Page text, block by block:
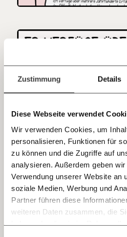
Zustimmung Details
Diese Webseite verwendet
Wir verwenden Cookies, um
personalisieren, Funktionen für
zu können und die Zugriffe auf
analysieren. Außerdem geben
Verwendung unserer Website an
soziale Medien, Werbung und
Partner führen diese
weiteren Daten zusammen, die
Immer auf dem
bleiben mit
E-Mail-
Du überweist lieber direkt?
sozialen Fortschritt
Ich werde Fördermitglied* …
Jetzt
einfach
teilen.
E-Mail
Whatsapp